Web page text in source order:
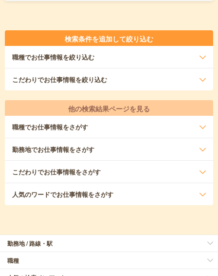
検索条件を追加して絞り込む
職種でお仕事情報を絞り込む
こだわりでお仕事情報を絞り込む
他の検索結果ページを見る
職種でお仕事情報をさがす
勤務地でお仕事情報をさがす
こだわりでお仕事情報をさがす
人気のワードでお仕事情報をさがす
勤務地 / 路線・駅
職種